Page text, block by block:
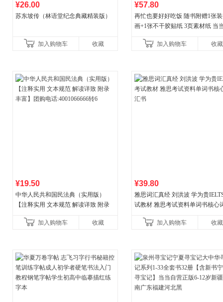
¥26.00
苏东坡传（林语堂纪念典藏精装版）
加入购物车 收藏
¥57.80
再忙也要好好吃饭 随书附赠1张
画+1张不干胶贴纸 3页素材纸 当
加入购物车
收藏
¥19.50
中华人民共和国民法典（实用版）
【注释实用 文本规范 解读详致 附录
加入购物车
收藏
¥39.80
雅思词汇真经 刘洪波 学为贵
试教材 雅思考试资料单词书核心
加入购物车
收藏